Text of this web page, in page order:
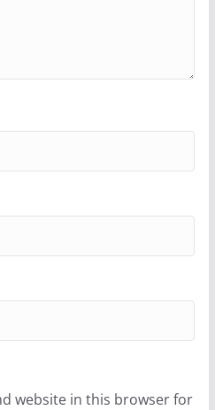
website in this browser for